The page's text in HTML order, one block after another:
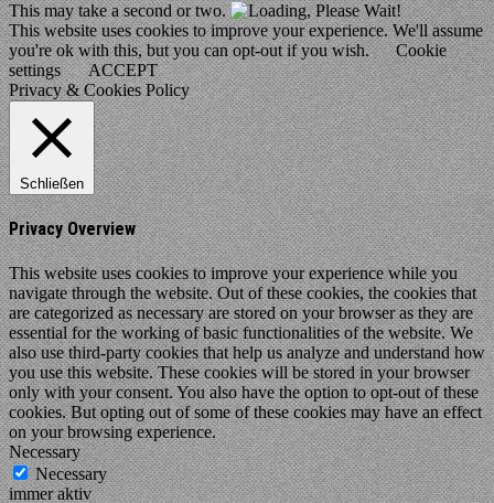
This may take a second or two.
This website uses cookies to improve your experience. We'll assume
you're ok with this, but you can opt-out if you wish.
Cookie
settings
ACCEPT
Privacy & Cookies Policy
Schließen
Privacy Overview
This website uses cookies to improve your experience while you
navigate through the website. Out of these cookies, the cookies that
are categorized as necessary are stored on your browser as they are
essential for the working of basic functionalities of the website. We
also use third-party cookies that help us analyze and understand how
you use this website. These cookies will be stored in your browser
only with your consent. You also have the option to opt-out of these
cookies. But opting out of some of these cookies may have an effect
on your browsing experience.
Necessary
Necessary
immer aktiv